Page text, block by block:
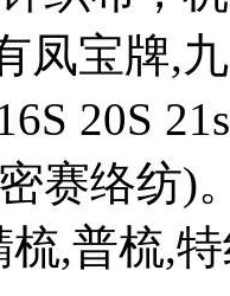
凤宝牌,
20S
赛络纺)
梳,普梳,